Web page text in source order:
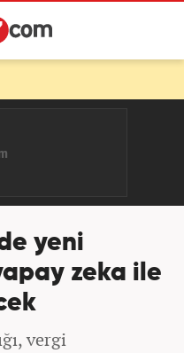
yeni
zeka ile
vergi